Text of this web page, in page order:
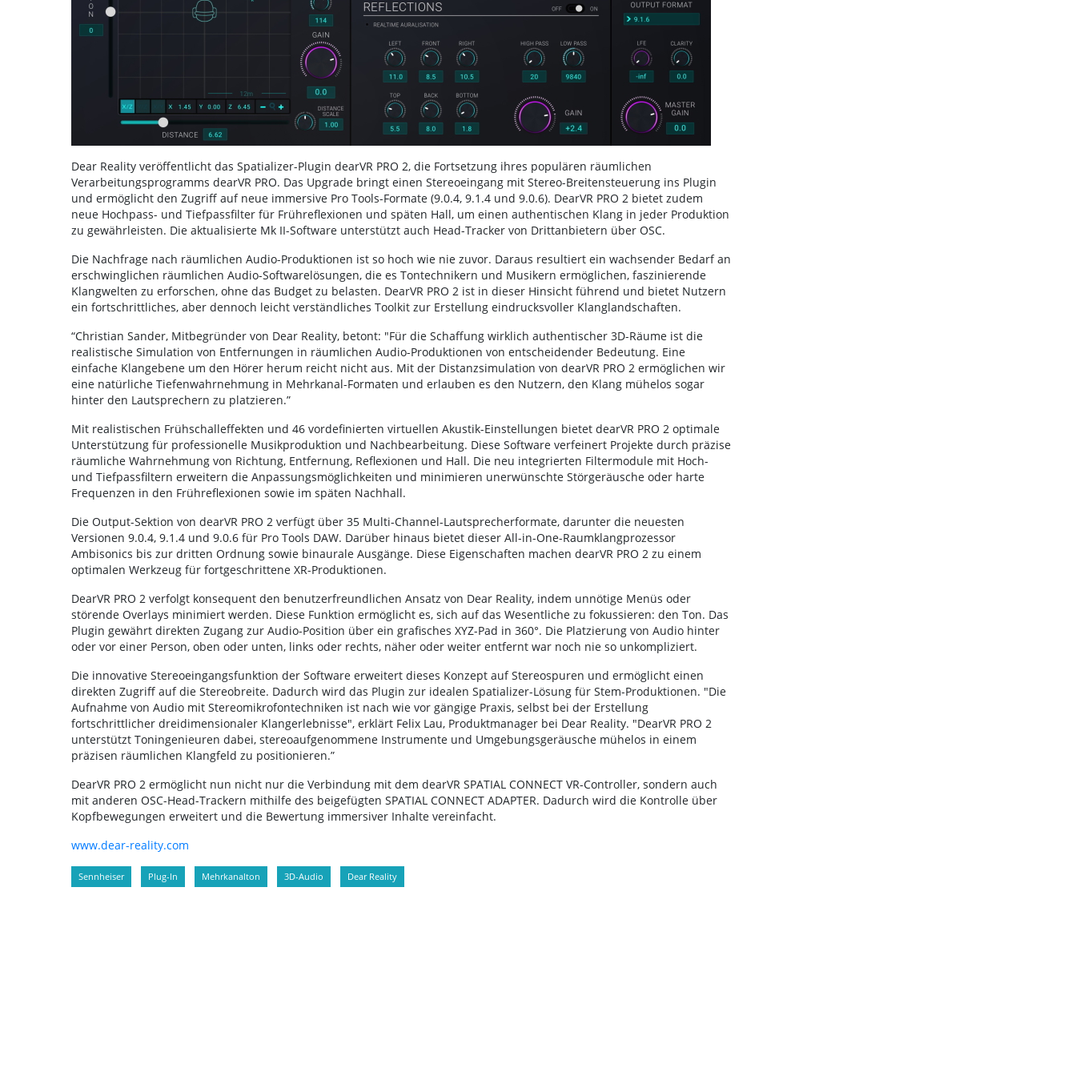
Dear Reality veröffentlicht das Spatializer-Plugin dearVR PRO 2, die Fortsetzung ihres populären räumlichen
Verarbeitungsprogramms dearVR PRO. Das Upgrade bringt einen Stereoeingang mit Stereo-Breitensteuerung ins Plugin
und ermöglicht den Zugriff auf neue immersive Pro Tools-Formate (9.0.4, 9.1.4 und 9.0.6). DearVR PRO 2 bietet zudem
neue Hochpass- und Tiefpassfilter für Frühreflexionen und späten Hall, um einen authentischen Klang in jeder Produktion
zu gewährleisten. Die aktualisierte Mk II-Software unterstützt auch Head-Tracker von Drittanbietern über OSC.
Die Nachfrage nach räumlichen Audio-Produktionen ist so hoch wie nie zuvor. Daraus resultiert ein wachsender Bedarf an
erschwinglichen räumlichen Audio-Softwarelösungen, die es Tontechnikern und Musikern ermöglichen, faszinierende
Klangwelten zu erforschen, ohne das Budget zu belasten. DearVR PRO 2 ist in dieser Hinsicht führend und bietet Nutzern
ein fortschrittliches, aber dennoch leicht verständliches Toolkit zur Erstellung eindrucksvoller Klanglandschaften.
“Christian Sander, Mitbegründer von Dear Reality, betont: "Für die Schaffung wirklich authentischer 3D-Räume ist die
realistische Simulation von Entfernungen in räumlichen Audio-Produktionen von entscheidender Bedeutung. Eine
einfache Klangebene um den Hörer herum reicht nicht aus. Mit der Distanzsimulation von dearVR PRO 2 ermöglichen wir
eine natürliche Tiefenwahrnehmung in Mehrkanal-Formaten und erlauben es den Nutzern, den Klang mühelos sogar
hinter den Lautsprechern zu platzieren.”
Mit realistischen Frühschalleffekten und 46 vordefinierten virtuellen Akustik-Einstellungen bietet dearVR PRO 2 optimale
Unterstützung für professionelle Musikproduktion und Nachbearbeitung. Diese Software verfeinert Projekte durch präzise
räumliche Wahrnehmung von Richtung, Entfernung, Reflexionen und Hall. Die neu integrierten Filtermodule mit Hoch-
und Tiefpassfiltern erweitern die Anpassungsmöglichkeiten und minimieren unerwünschte Störgeräusche oder harte
Frequenzen in den Frühreflexionen sowie im späten Nachhall.
Die Output-Sektion von dearVR PRO 2 verfügt über 35 Multi-Channel-Lautsprecherformate, darunter die neuesten
Versionen 9.0.4, 9.1.4 und 9.0.6 für Pro Tools DAW. Darüber hinaus bietet dieser All-in-One-Raumklangprozessor
Ambisonics bis zur dritten Ordnung sowie binaurale Ausgänge. Diese Eigenschaften machen dearVR PRO 2 zu einem
optimalen Werkzeug für fortgeschrittene XR-Produktionen.
DearVR PRO 2 verfolgt konsequent den benutzerfreundlichen Ansatz von Dear Reality, indem unnötige Menüs oder
störende Overlays minimiert werden. Diese Funktion ermöglicht es, sich auf das Wesentliche zu fokussieren: den Ton. Das
Plugin gewährt direkten Zugang zur Audio-Position über ein grafisches XYZ-Pad in 360°. Die Platzierung von Audio hinter
oder vor einer Person, oben oder unten, links oder rechts, näher oder weiter entfernt war noch nie so unkompliziert.
Die innovative Stereoeingangsfunktion der Software erweitert dieses Konzept auf Stereospuren und ermöglicht einen
direkten Zugriff auf die Stereobreite. Dadurch wird das Plugin zur idealen Spatializer-Lösung für Stem-Produktionen. "Die
Aufnahme von Audio mit Stereomikrofontechniken ist nach wie vor gängige Praxis, selbst bei der Erstellung
fortschrittlicher dreidimensionaler Klangerlebnisse", erklärt Felix Lau, Produktmanager bei Dear Reality. "DearVR PRO 2
unterstützt Toningenieuren dabei, stereoaufgenommene Instrumente und Umgebungsgeräusche mühelos in einem
präzisen räumlichen Klangfeld zu positionieren.”
DearVR PRO 2 ermöglicht nun nicht nur die Verbindung mit dem dearVR SPATIAL CONNECT VR-Controller, sondern auch
mit anderen OSC-Head-Trackern mithilfe des beigefügten SPATIAL CONNECT ADAPTER. Dadurch wird die Kontrolle über
Kopfbewegungen erweitert und die Bewertung immersiver Inhalte vereinfacht.
www.dear-reality.com
Sennheiser Plug-In Mehrkanalton 3D-Audio Dear Reality